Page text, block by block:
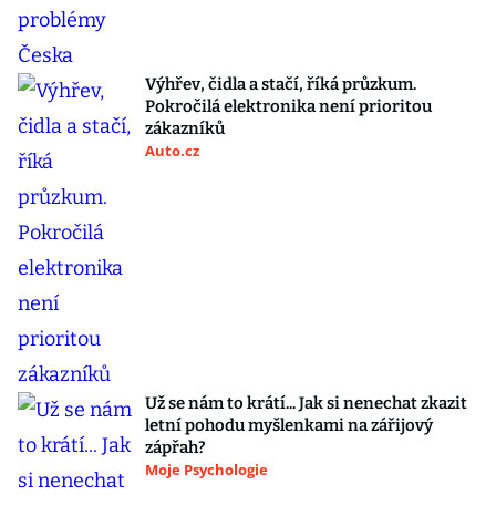
Výhřev, čidla a stačí, říká průzkum.
Pokročilá elektronika není prioritou
zákazníků
Auto.cz
Už se nám to krátí... Jak si nenechat zkazit
letní pohodu myšlenkami na zářijový
zápřah?
Moje Psychologie